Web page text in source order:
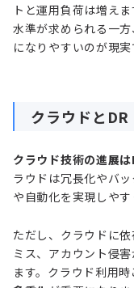
トと運用負荷は増え
水準が求められる一
になりやすいのが現実
クラウドとDR
クラウド技術の進展
ラウドは冗長化やバ
や自動化を実現しやす
ただし、クラウドに
ミス、アカウント侵
ます。クラウド利用